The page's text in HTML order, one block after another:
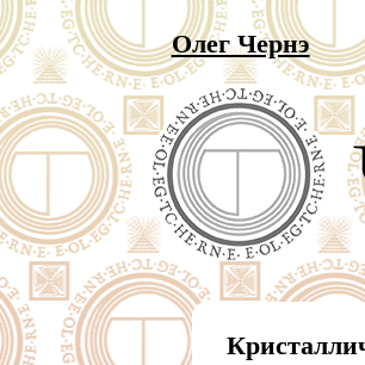
Олег Чернэ